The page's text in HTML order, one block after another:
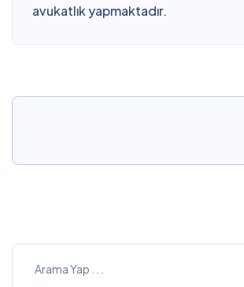
avukatlık yapmaktadır.